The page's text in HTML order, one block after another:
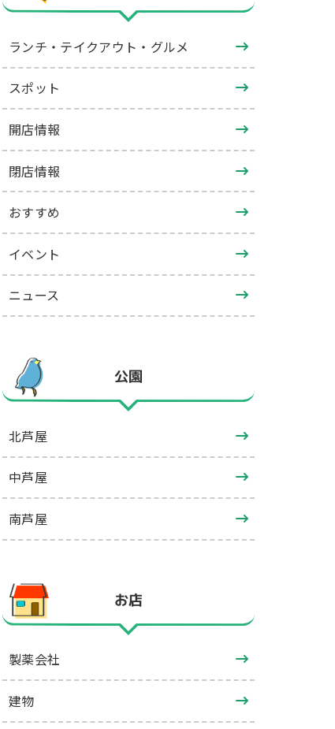
ランチ・テイクアウト・グルメ
スポット
開店情報
閉店情報
おすすめ
イベント
ニュース
公園
北芦屋
中芦屋
南芦屋
お店
製薬会社
建物